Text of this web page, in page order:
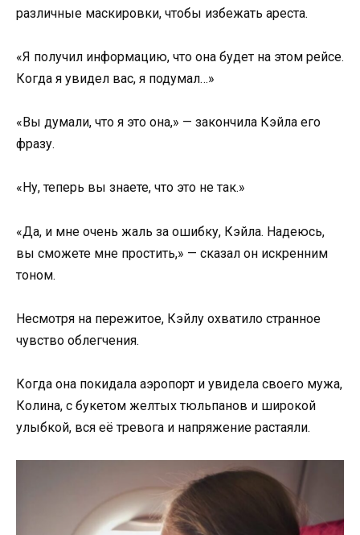
различные маскировки, чтобы избежать ареста.
«Я получил информацию, что она будет на этом рейсе.
Когда я увидел вас, я подумал…»
«Вы думали, что я это она,» — закончила Кэйла его
фразу.
«Ну, теперь вы знаете, что это не так.»
«Да, и мне очень жаль за ошибку, Кэйла. Надеюсь,
вы сможете мне простить,» — сказал он искренним
тоном.
Несмотря на пережитое, Кэйлу охватило странное
чувство облегчения.
Когда она покидала аэропорт и увидела своего мужа,
Колина, с букетом желтых тюльпанов и широкой
улыбкой, вся её тревога и напряжение растаяли.